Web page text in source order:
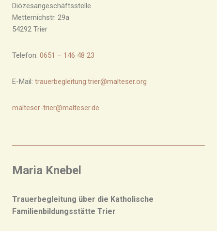
Diözesangeschäftsstelle
Metternichstr. 29a
54292 Trier
Telefon: 0651 – 146 48 23
E-Mail: trauerbegleitung.trier@malteser.org
malteser-trier@malteser.de
Maria Knebel
Trauerbegleitung über die Katholische
Familienbildungsstätte Trier